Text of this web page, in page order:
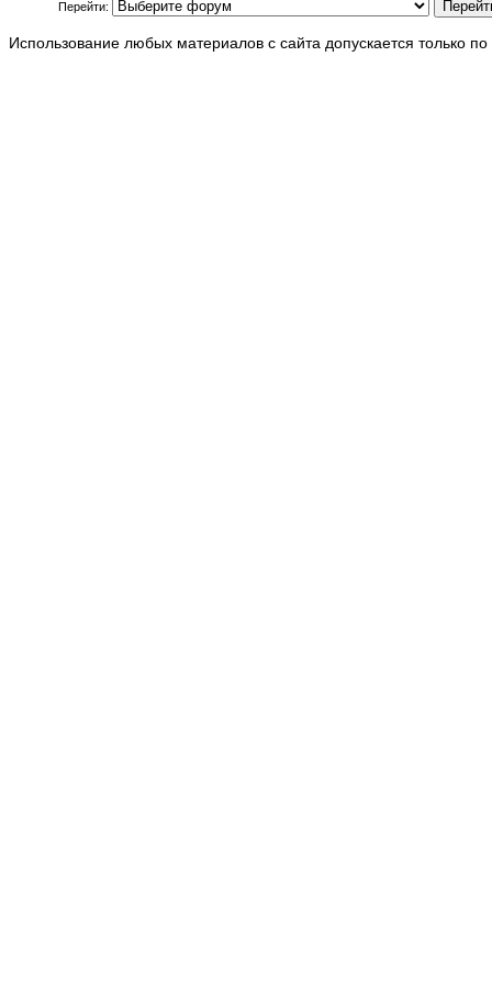
Перейти:
Использование любых материалов с сайта допускается только